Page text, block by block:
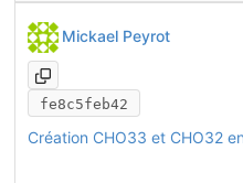
Mickael Peyrot
fe8c5feb42
Création CHO33 et CHO32